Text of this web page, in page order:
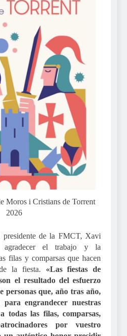
Moros i Cristians de Torrent
2026
de la FMCT, Xavi
agradecer el trabajo y la
filas y comparsas que hacen
la fiesta. «Las fiestas de
el resultado del esfuerzo
personas que, año tras año,
engrandecer nuestras
todas las filas, comparsas,
por vuestro